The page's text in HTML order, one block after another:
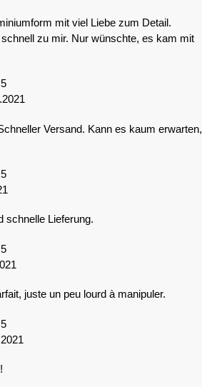
mit viel Liebe zum Detail.
zu mir. Nur wünschte, es kam mit
Versand. Kann es kaum erwarten,
schnelle Lieferung.
juste un peu lourd à manipuler.